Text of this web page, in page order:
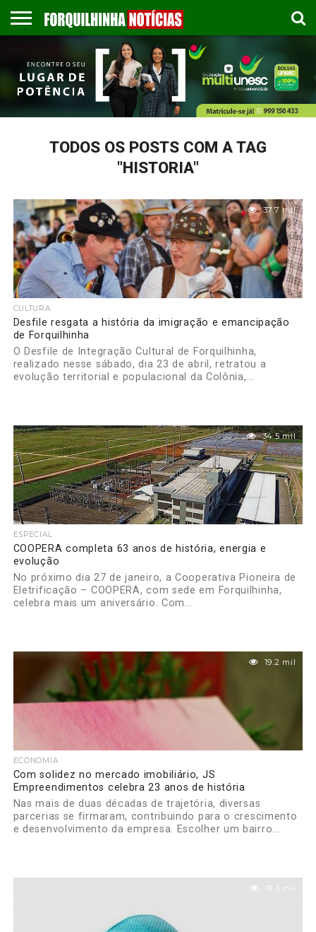
EMPREGOS
ESPORTES
PUBLICAÇÃO
LEGAL
GASTRONOMIA
CONTATO
TODOS OS POSTS COM A TAG
"HISTORIA"
37.7 mil
CULTURA
Desfile resgata a história da imigração e emancipação
de Forquilhinha
O Desfile de Integração Cultural de Forquilhinha,
realizado nesse sábado, dia 23 de abril, retratou a
evolução territorial e populacional da Colônia,...
34.5 mil
ESPECIAL
COOPERA completa 63 anos de história, energia e
evolução
No próximo dia 27 de janeiro, a Cooperativa Pioneira de
Eletrificação – COOPERA, com sede em Forquilhinha,
celebra mais um aniversário. Com...
19.2 mil
ECONOMIA
Com solidez no mercado imobiliário, JS
Empreendimentos celebra 23 anos de história
Nas mais de duas décadas de trajetória, diversas
parcerias se firmaram, contribuindo para o crescimento
e desenvolvimento da empresa. Escolher um bairro...
19.3 mil